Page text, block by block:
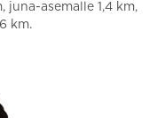
juna-asemalle 1,4 km,
km.